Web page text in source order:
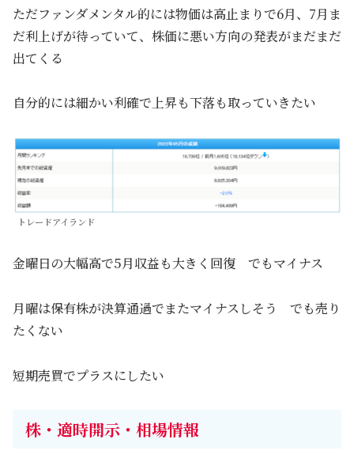
ただファンダメンタル的には物価は高止まりで6月、7月ま
だ利上げが待っていて、株価に悪い方向の発表がまだまだ
出てくる
自分的には細かい利確で上昇も下落も取っていきたい
トレードアイランド
金曜日の大幅高で5月収益も大きく回復 でもマイナス
月曜は保有株が決算通過でまたマイナスしそう でも売り
たくない
短期売買でプラスにしたい
株・適時開示・相場情報